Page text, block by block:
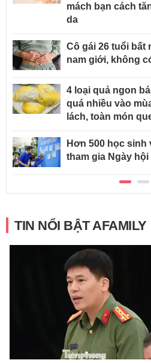
mách bạn cách
da
Cô gái 26 tuổi bất
nam giới, không
4 loại quả ngon
quá nhiều vào
lách, toàn món
Hơn 500 học
tham gia Ngày
TIN NỔI BẬT AFAMILY